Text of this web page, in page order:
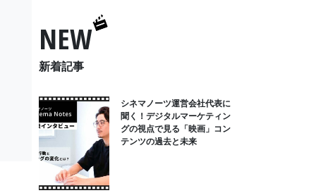
NEW
新着記事
シネマノーツ運営会社代表に
聞く！デジタルマーケティン
グの視点で見る「映画」コン
テンツの過去と未来